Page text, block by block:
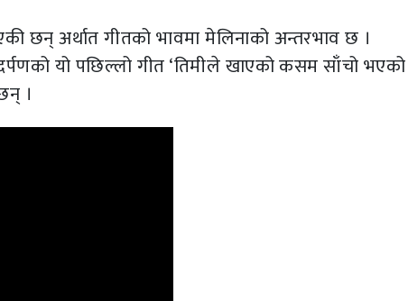
छन् अर्थात गीतको भावमा मेलिनाको अन्तरभाव छ ।
यो पछिल्लो गीत ‘तिमीले खाएको कसम साँचो भएको
।